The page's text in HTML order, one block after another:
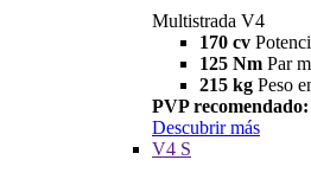
Multistrada V4
170 cv
125 Nm Par
215 kg Peso
PVP
Descubrir más
V4 S